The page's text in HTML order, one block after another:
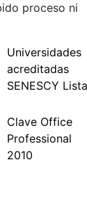
proceso ni